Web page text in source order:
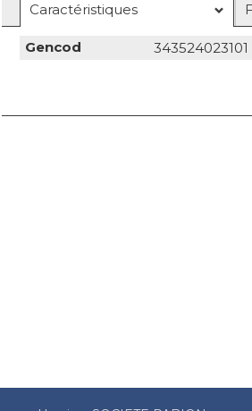
Caractéristiques
Gencod 343524023101